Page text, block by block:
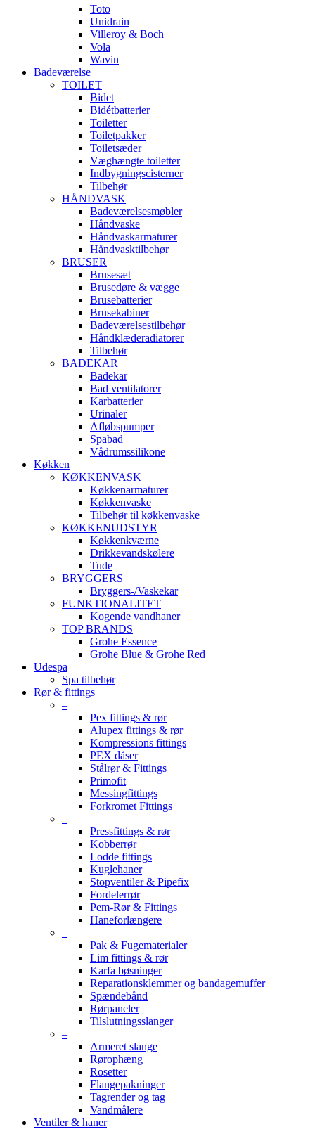
Toto
Unidrain
Villeroy & Boch
Vola
Wavin
Badeværelse
TOILET
Bidet
Bidétbatterier
Toiletter
Toiletpakker
Toiletsæder
Væghængte toiletter
Indbygningscisterner
Tilbehør
HÅNDVASK
Badeværelsesmøbler
Håndvaske
Håndvaskarmaturer
Håndvasktilbehør
BRUSER
Brusesæt
Brusedøre & vægge
Brusebatterier
Brusekabiner
Badeværelsestilbehør
Håndklæderadiatorer
Tilbehør
BADEKAR
Badekar
Bad ventilatorer
Karbatterier
Urinaler
Afløbspumper
Spabad
Vådrumssilikone
Køkken
KØKKENVASK
Køkkenarmaturer
Køkkenvaske
Tilbehør til køkkenvaske
KØKKENUDSTYR
Køkkenkværne
Drikkevandskølere
Tude
BRYGGERS
Bryggers-/Vaskekar
FUNKTIONALITET
Kogende vandhaner
TOP BRANDS
Grohe Essence
Grohe Blue & Grohe Red
Udespa
Spa tilbehør
Rør & fittings
–
Pex fittings & rør
Alupex fittings & rør
Kompressions fittings
PEX dåser
Stålrør & Fittings
Primofit
Messingfittings
Forkromet Fittings
–
Pressfittings & rør
Kobberrør
Lodde fittings
Kuglehaner
Stopventiler & Pipefix
Fordelerrør
Pem-Rør & Fittings
Haneforlængere
–
Pak & Fugematerialer
Lim fittings & rør
Karfa bøsninger
Reparationsklemmer og bandagemuffer
Spændebånd
Rørpaneler
Tilslutningsslanger
–
Armeret slange
Rørophæng
Rosetter
Flangepakninger
Tagrender og tag
Vandmålere
Ventiler & haner